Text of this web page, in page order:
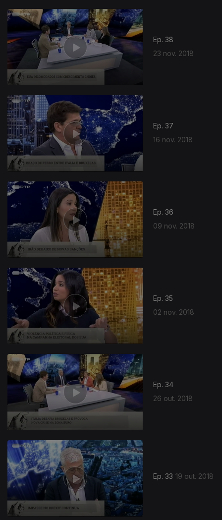
Ep. 38
23 nov. 2018
Ep. 37
16 nov. 2018
Ep. 36
09 nov. 2018
Ep. 35
02 nov. 2018
Ep. 34
26 out. 2018
Ep. 33 19 out. 2018